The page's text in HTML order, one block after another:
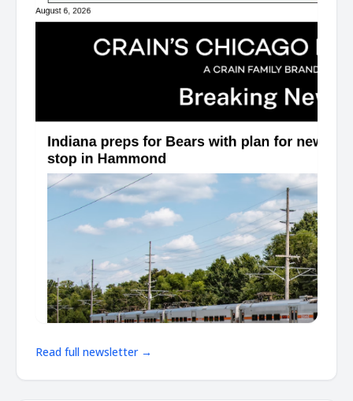
Read full newsletter →